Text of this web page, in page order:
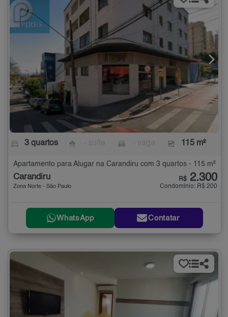
3 quartos 115 m²
Apartamento para Alugar na Carandiru com 3 quartos - 115 m²
Carandiru
Zona Norte - São Paulo
R$ 2.300
Condomínio: R$ 200
WhatsApp Contatar